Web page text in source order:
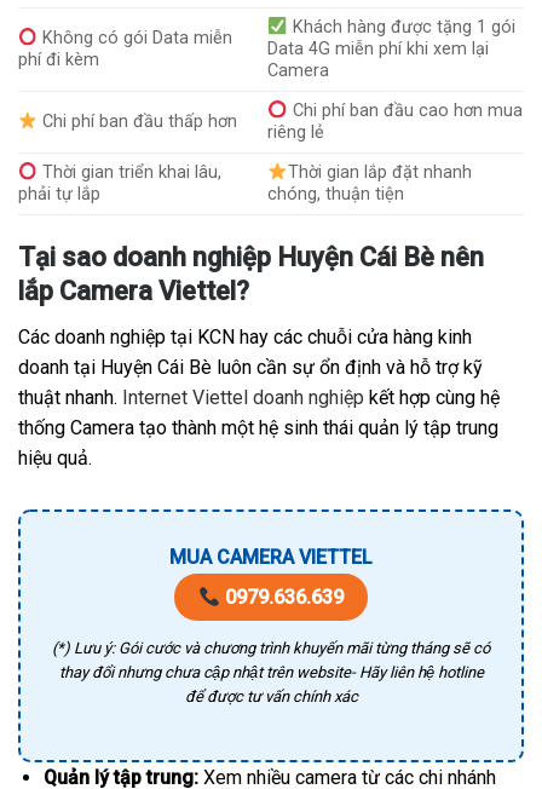
Không có gói Data miễn
phí đi kèm
Khách hàng được tặng 1 gói
Data 4G miễn phí khi xem lại
Camera
Chi phí ban đầu thấp hơn
Chi phí ban đầu cao hơn mua
riêng lẻ
Thời gian triển khai lâu,
phải tự lắp
Thời gian lắp đặt nhanh
chóng, thuận tiện
Tại sao doanh nghiệp Huyện Cái Bè nên
lắp Camera Viettel?
Các doanh nghiệp tại KCN hay các chuỗi cửa hàng kinh
doanh tại Huyện Cái Bè luôn cần sự ổn định và hỗ trợ kỹ
thuật nhanh. Internet Viettel doanh nghiệp kết hợp cùng hệ
thống Camera tạo thành một hệ sinh thái quản lý tập trung
hiệu quả.
MUA CAMERA VIETTEL
0979.636.639
(*) Lưu ý: Gói cước và chương trình khuyến mãi từng tháng sẽ có
thay đổi nhưng chưa cập nhật trên website- Hãy liên hệ hotline
để được tư vấn chính xác
Quản lý tập trung:Xem nhiều camera từ các chi nhánh